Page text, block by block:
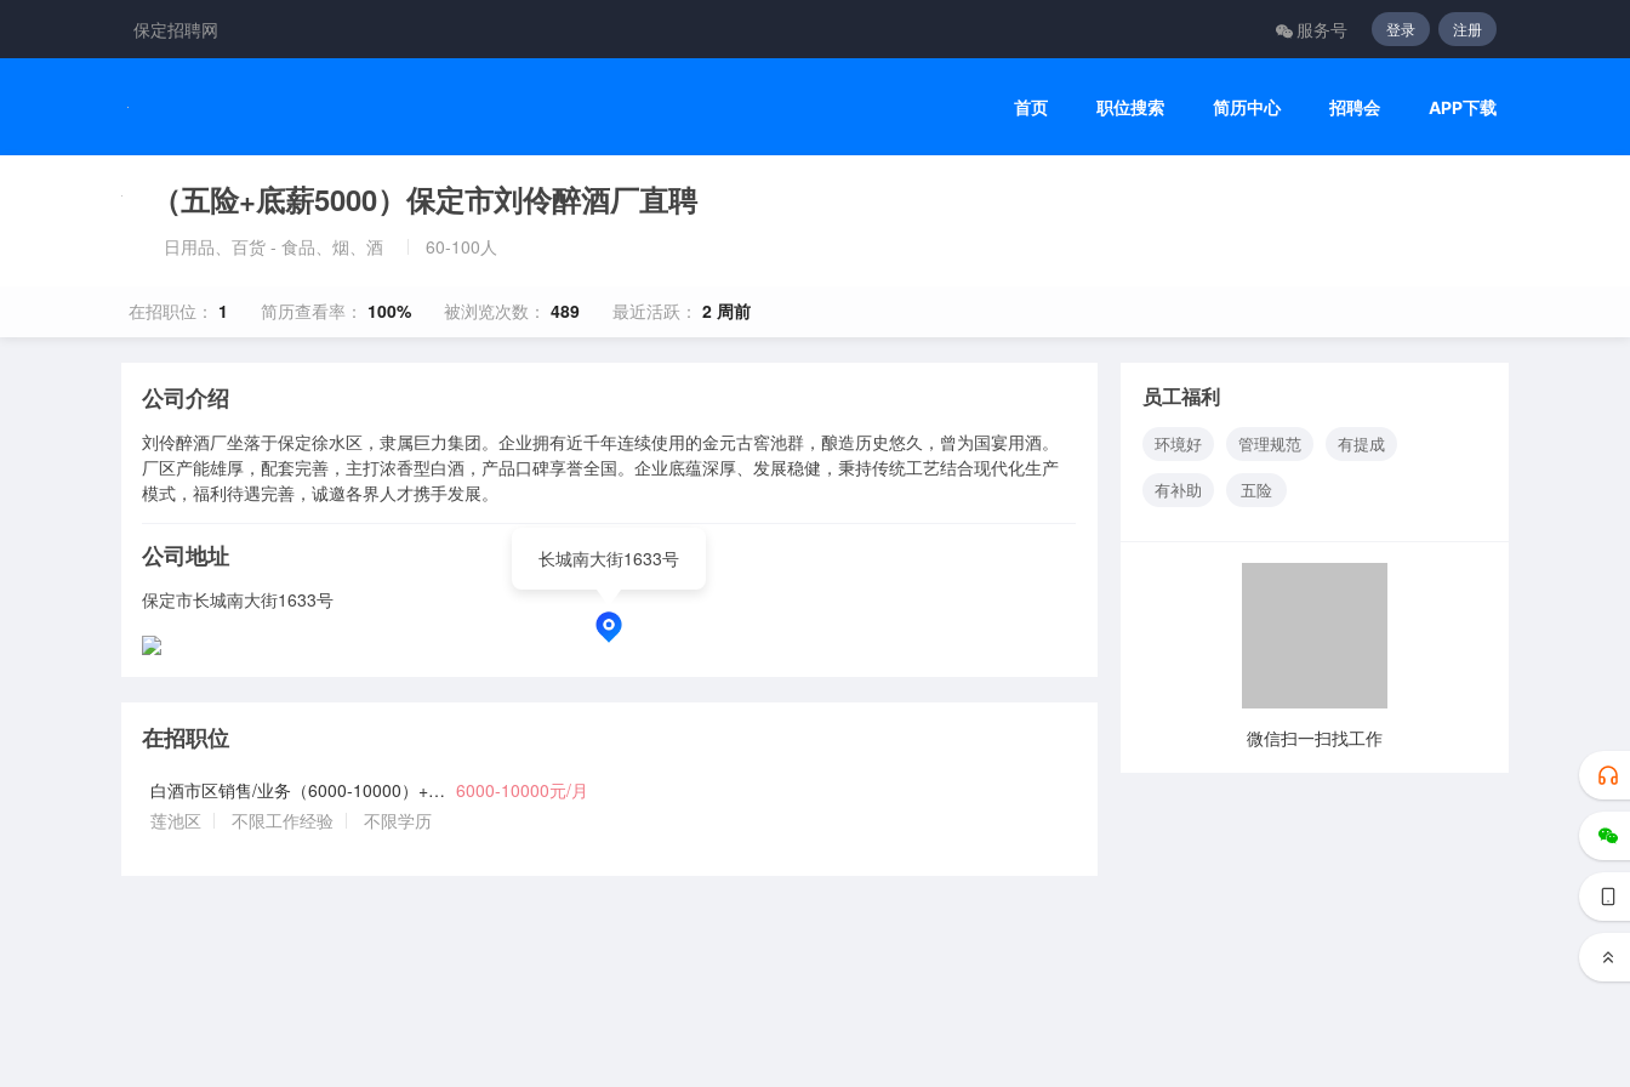
保定招聘网 服务号 登录 注册
首页 职位搜索 简历中心 招聘会 APP下载
（五险+底薪5000）保定市刘伶醉酒厂直聘
日用品、百货 - 食品、烟、酒 60-100人
在招职位： 1 简历查看率： 100% 被浏览次数： 489 最近活跃： 2 周前
公司介绍
刘伶醉酒厂坐落于保定徐水区，隶属巨力集团。企业拥有近千年连续使用的金元古窖池群，酿造历史悠久，曾为国宴用酒。
厂区产能雄厚，配套完善，主打浓香型白酒，产品口碑享誉全国。企业底蕴深厚、发展稳健，秉持传统工艺结合现代化生产
模式，福利待遇完善，诚邀各界人才携手发展。
公司地址
保定市长城南大街1633号
长城南大街1633号
在招职位
白酒市区销售/业务（6000-10000）+五险+团建+油补+话补+饭补 6000-10000元/月
莲池区
不限工作经验 不限学历
员工福利
环境好 管理规范
有提成
有补助
五险
微信扫一扫找工作